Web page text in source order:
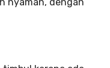
nyaman, dengan